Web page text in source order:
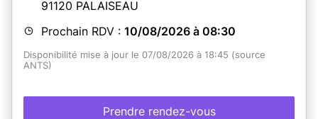
91120 PALAISEAU
Prochain RDV : 10/08/2026 à 08:30
Disponibilité mise à jour le 07/08/2026 à 18:45 (source
ANTS)
Prendre rendez-vous